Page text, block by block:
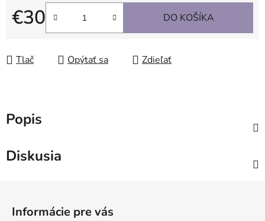
€30
Jednotková cena:
DO KOŠÍKA
Tlač Opýtať sa Zdieľať
Popis
Diskusia
Informácie pre vás